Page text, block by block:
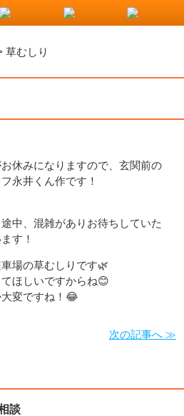
わたなべ整骨院
草むしり
休みになりますので、玄関前の
永井くん作です！
中、混雑がありお待ちしていた
す！
場の草むしりです🌿
ほしいですからね😊
変ですね！😂
次の記事へ ≫
談